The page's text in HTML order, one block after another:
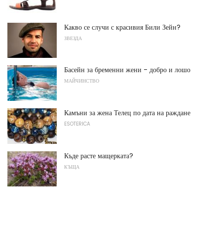
Какво се случи с красивия Били Зейн?
ЗВЕЗДА
Басейн за бременни жени - добро и лошо
МАЙЧИНСТВО
Камъни за жена Телец по дата на раждане
ESOTERICA
Къде расте мащерката?
КЪЩА